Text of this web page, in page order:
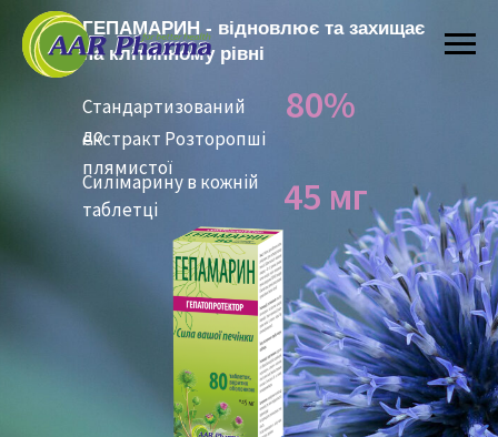
ГЕПАМАРИН- відновлює та захищає
на клітинному рівні
Стандартизований
до
80%
екстракт Розторопші
плямистої
45 мг
Силімарину в кожній
таблетці